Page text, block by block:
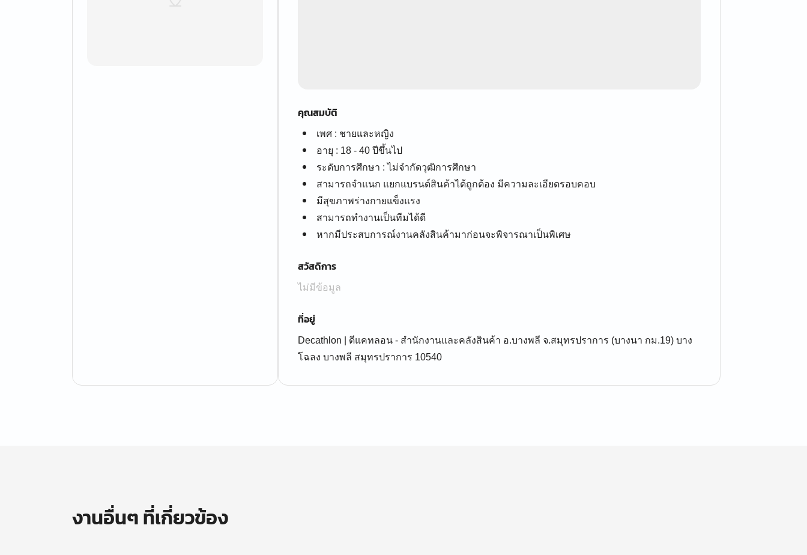
คุณสมบัติ
เพศ : ชายและหญิง
อายุ : 18 - 40 ปีขึ้นไป
ระดับการศึกษา : ไม่จำกัดวุฒิการศึกษา
สามารถจำแนก แยกแบรนด์สินค้าได้ถูกต้อง มีความละเอียดรอบคอบ
มีสุขภาพร่างกายแข็งแรง
สามารถทำงานเป็นทีมได้ดี
หากมีประสบการณ์งานคลังสินค้ามาก่อนจะพิจารณาเป็นพิเศษ
สวัสดิการ
ไม่มีข้อมูล
ที่อยู่
Decathlon | ดีแคทลอน - สำนักงานและคลังสินค้า อ.บางพลี จ.สมุทรปราการ (บางนา กม.19) บาง
โฉลง บางพลี สมุทรปราการ 10540
งานอื่นๆ ที่เกี่ยวข้อง